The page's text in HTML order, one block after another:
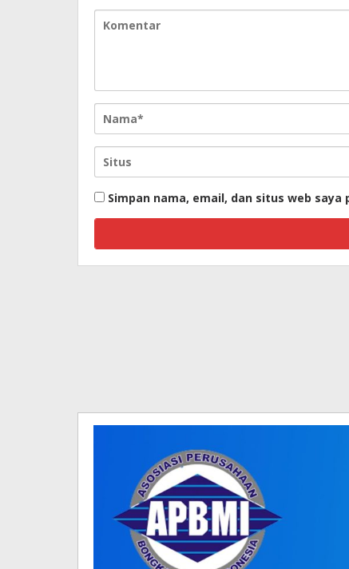
Simpan nama, email, dan situs web